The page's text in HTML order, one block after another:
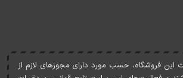
اين فروشگاه، حسب مورد دارای مجوزهای لازم از